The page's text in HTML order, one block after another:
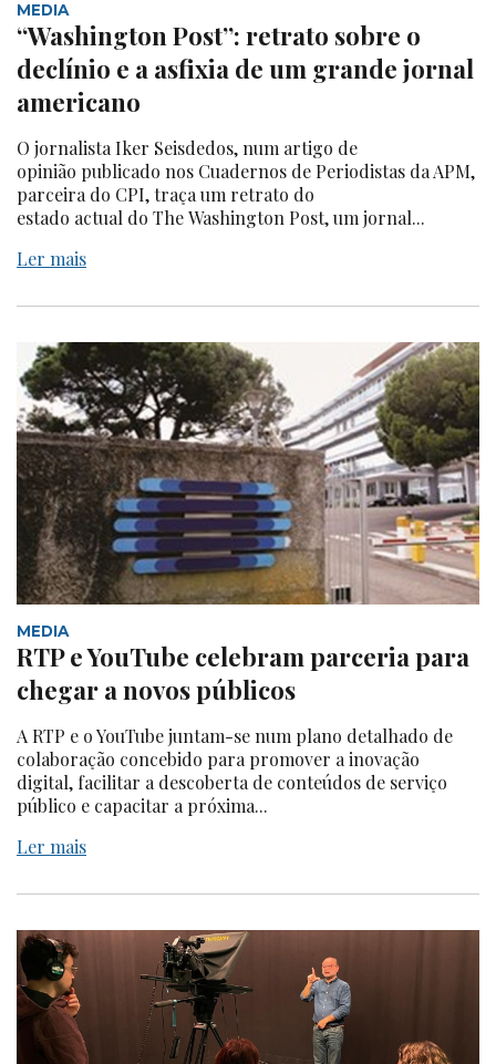
MEDIA
“Washington Post”: retrato sobre o
declínio e a asfixia de um grande jornal
americano
O jornalista Iker Seisdedos, num artigo de
opinião publicado nos Cuadernos de Periodistas da APM,
parceira do CPI, traça um retrato do
estado actual do The Washington Post, um jornal...
Ler mais
MEDIA
RTP e YouTube celebram parceria para
chegar a novos públicos
A RTP e o YouTube juntam-se num plano detalhado de
colaboração concebido para promover a inovação
digital, facilitar a descoberta de conteúdos de serviço
público e capacitar a próxima...
Ler mais